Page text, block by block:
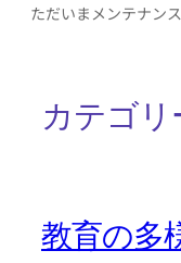
ただいまメンテナン
カテゴリ
教育の多